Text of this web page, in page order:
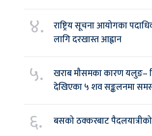
४.
राष्ट्रिय सूचना आयोगका
लागि दरखास्त आह्वान
५.
खराब मौसमका कारण यलुङ–
देखिएका ५ शव सङ्कलनमा
६. बसको ठक्करबाट